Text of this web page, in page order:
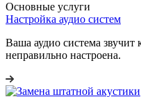
Основные услуги
Настройка аудио систем
Ваша аудио система
неправильно настроена.